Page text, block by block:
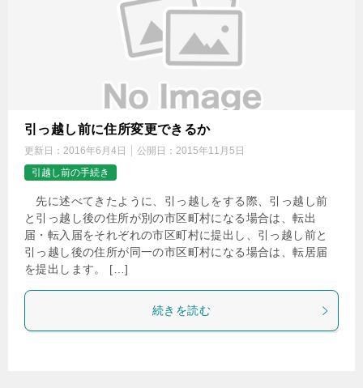
引っ越し前に住所変更できるか
更新日： 2016年6月4日 公開日： 2015年11月5日
引越し前の手続き
先に述べてきたように、引っ越しをする際、引っ越し前
と引っ越し後の住所が別の市区町村になる場合は、転出
届・転入届をそれぞれの市区町村に提出し、引っ越し前と
引っ越し後の住所が同一の市区町村になる場合は、転居届
を提出します。 […]
続きを読む